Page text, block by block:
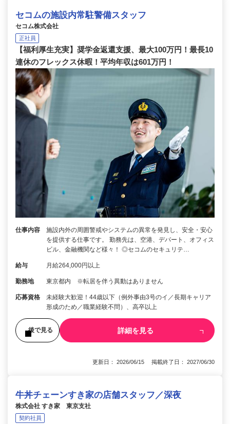
セコムの施設内常駐警備スタッフ
セコム株式会社
正社員
【福利厚生充実】奨学金返還支援、最大100万円！最長10
連休のフレックス休暇！平均年収は601万円！
仕事内容
施設内外の周囲警戒やシステムの異常を発見し、安全・安心
を提供する仕事です。 勤務先は、空港、デパート、オフィス
ビル、金融機関など様々！ ◎セコムのセキュリテ…
給与 月給264,000円以上
勤務地 東京都内 ※転居を伴う異動はありません
応募資格
未経験大歓迎！44歳以下（例外事由3号のイ／長期キャリア
形成のため／職業経験不問）、高卒以上
後で見る 詳細を見る
更新日： 2026/06/15 掲載終了日： 2027/06/30
牛丼チェーンすき家の店舗スタッフ／深夜
株式会社 すき家 東京支社
契約社員